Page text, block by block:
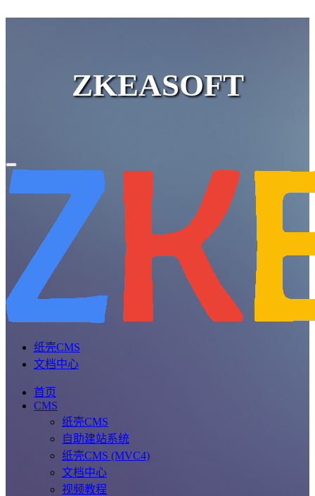
ZKEASOFT
纸壳CMS
文档中心
首页
CMS
纸壳CMS
自助建站系统
纸壳CMS (MVC4)
文档中心
视频教程